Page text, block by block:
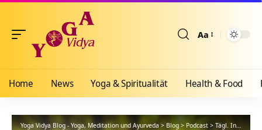
Aa
Home News Yoga & Spiritualität Health & Food
Yoga Vidya Blog - Yoga, Meditation und Ayurveda > Blog > Podcast > Tägl. Inspiration